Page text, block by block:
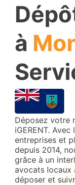
à
Déposez votre
iGERENT.
entreprises et
depuis 2014,
grâce à un
avocats locaux
déposer et